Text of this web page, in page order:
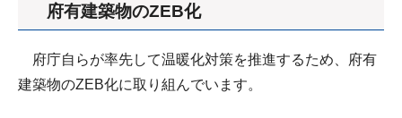
府有建築物のZEB化
府庁自らが率先して温暖化対策を推進するため、府有
建築物のZEB化に取り組んでいます。